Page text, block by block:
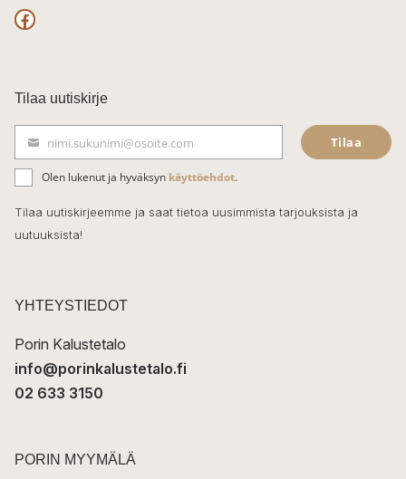
F
c
e
b
o
o
k
Tilaa uutiskirje
ä
h
k
t
nimi.sukunimi@osoite.com Tilaa
Olen lukenut ja hyväksyn käyttöehdot.
Tilaa uutiskirjeemme ja saat tietoa uusimmista tarjouksista ja
uutuuksista!
YHTEYSTIEDOT
Porin Kalustetalo
info@porinkalustetalo.fi
02 633 3150
PORIN MYYMÄLÄ